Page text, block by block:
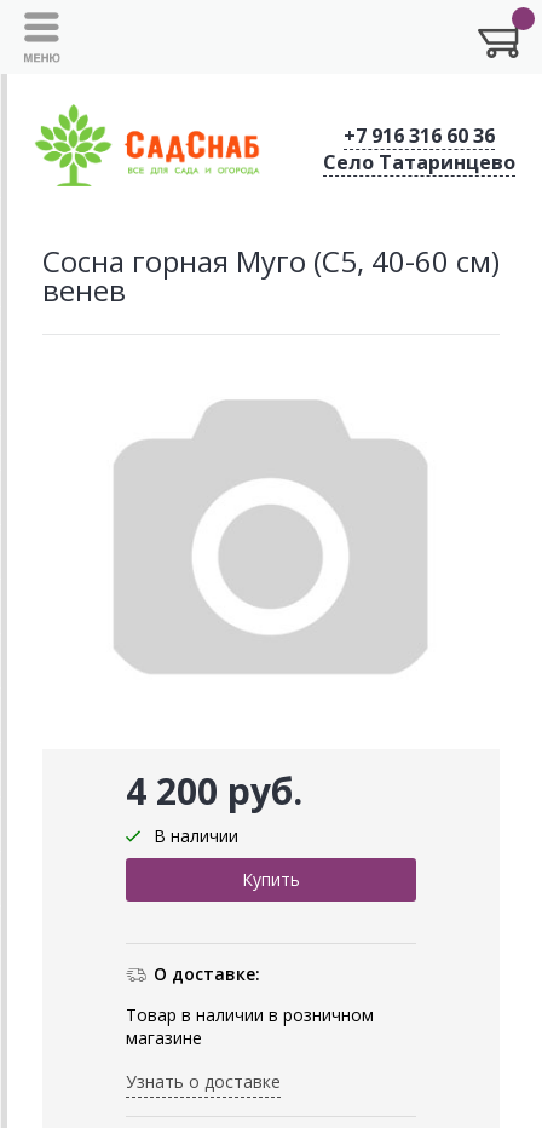
+7 916 316 60 36
Село Татаринцево
Сосна горная Муго (С5, 40-60 см)
венев
4 200 руб.
В наличии
О доставке:
Товар в наличии в розничном
магазине
Узнать о доставке